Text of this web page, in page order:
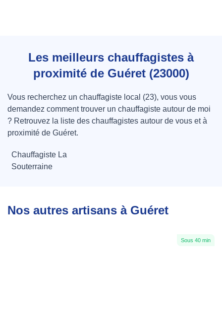
Les meilleurs chauffagistes à
proximité de Guéret (23000)
Vous recherchez un chauffagiste local (23), vous vous
demandez comment trouver un chauffagiste autour de moi
? Retrouvez la liste des chauffagistes autour de vous et à
proximité de Guéret.
Chauffagiste La
Souterraine
Nos autres artisans à Guéret
Sous 40 min